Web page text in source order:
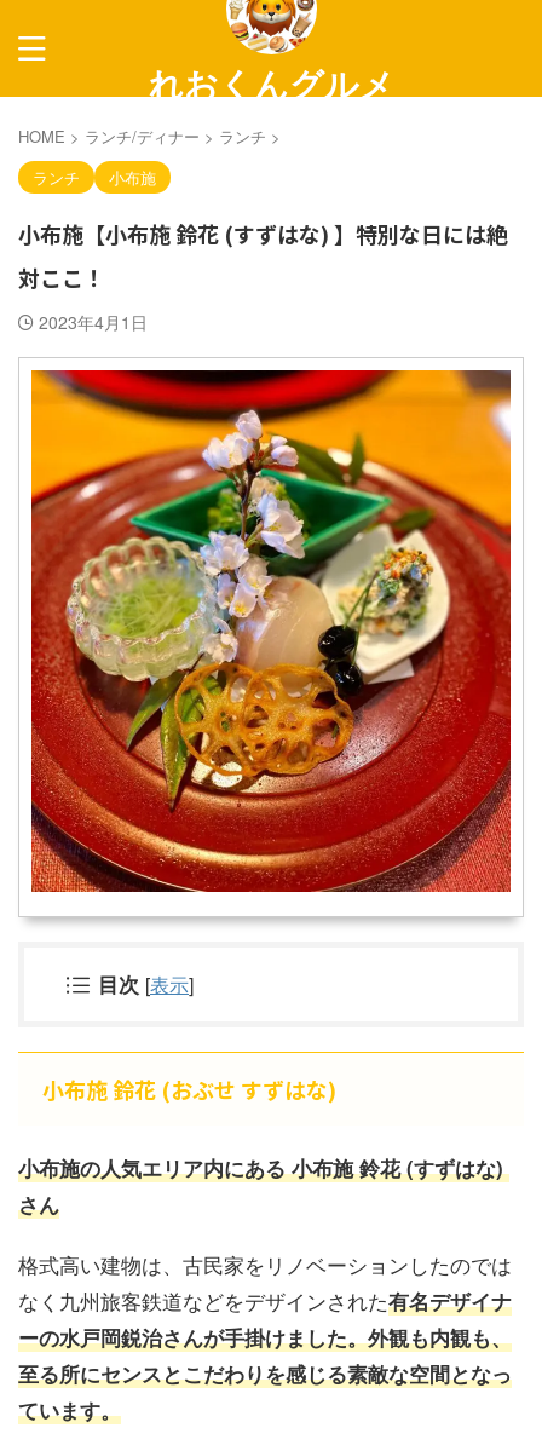
れおくんグルメ
HOME > ランチ/ディナー > ランチ >
ランチ
小布施
小布施【小布施 鈴花 (すずはな) 】特別な日には絶
対ここ！
2023年4月1日
目次 [表示]
小布施 鈴花 (おぶせ すずはな)
小布施の人気エリア内にある 小布施 鈴花 (すずはな)
さん
格式高い建物は、古民家をリノベーションしたのでは
なく九州旅客鉄道などをデザインされた有名デザイナ
ーの水戸岡鋭治さんが手掛けました。外観も内観も、
至る所にセンスとこだわりを感じる素敵な空間となっ
ています。